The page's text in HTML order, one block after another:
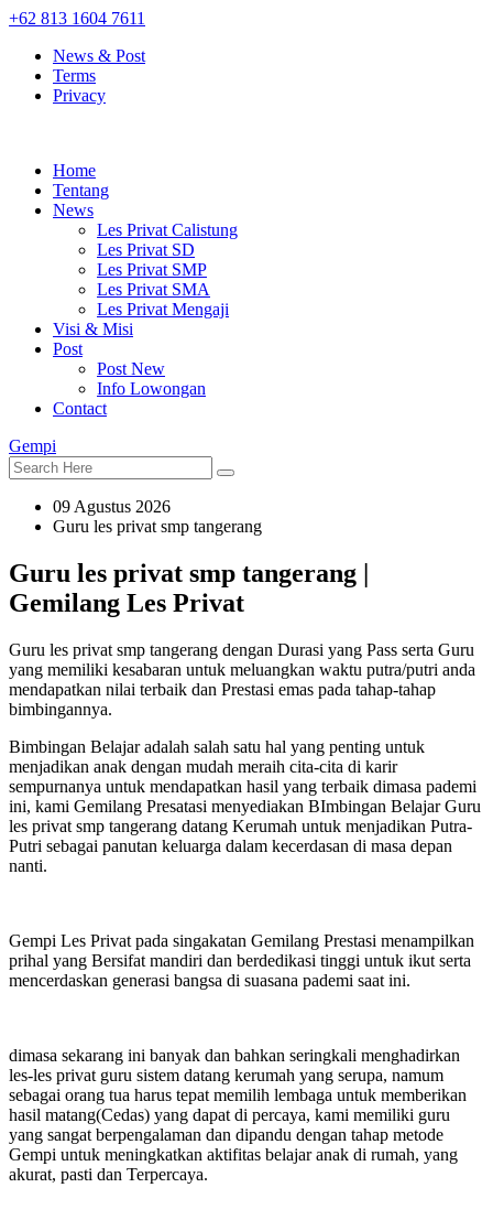
+62 813 1604 7611
News & Post
Terms
Privacy
Home
Tentang
News
Les Privat Calistung
Les Privat SD
Les Privat SMP
Les Privat SMA
Les Privat Mengaji
Visi & Misi
Post
Post New
Info Lowongan
Contact
Gempi
09 Agustus 2026
Guru les privat smp tangerang
Guru les privat smp tangerang |
Gemilang Les Privat
Guru les privat smp tangerang dengan Durasi yang Pass serta Guru
yang memiliki kesabaran untuk meluangkan waktu putra/putri anda
mendapatkan nilai terbaik dan Prestasi emas pada tahap-tahap
bimbingannya.
Bimbingan Belajar adalah salah satu hal yang penting untuk
menjadikan anak dengan mudah meraih cita-cita di karir
sempurnanya untuk mendapatkan hasil yang terbaik dimasa pademi
ini, kami Gemilang Presatasi menyediakan BImbingan Belajar Guru
les privat smp tangerang datang Kerumah untuk menjadikan Putra-
Putri sebagai panutan keluarga dalam kecerdasan di masa depan
nanti.
Gempi Les Privat pada singakatan Gemilang Prestasi menampilkan
prihal yang Bersifat mandiri dan berdedikasi tinggi untuk ikut serta
mencerdaskan generasi bangsa di suasana pademi saat ini.
dimasa sekarang ini banyak dan bahkan seringkali menghadirkan
les-les privat guru sistem datang kerumah yang serupa, namum
sebagai orang tua harus tepat memilih lembaga untuk memberikan
hasil matang(Cedas) yang dapat di percaya, kami memiliki guru
yang sangat berpengalaman dan dipandu dengan tahap metode
Gempi untuk meningkatkan aktifitas belajar anak di rumah, yang
akurat, pasti dan Terpercaya.